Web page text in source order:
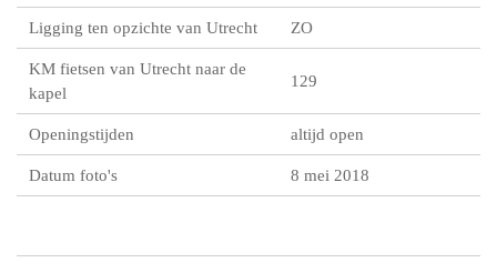
Ligging ten opzichte van Utrecht ZO
KM fietsen van Utrecht naar de
kapel
129
Openingstijden altijd open
Datum foto's 8 mei 2018